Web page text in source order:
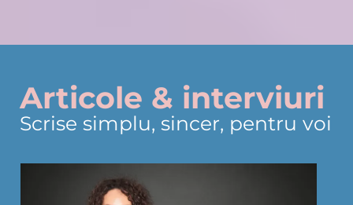
Articole & interviuri
Scrise simplu, sincer, pentru voi